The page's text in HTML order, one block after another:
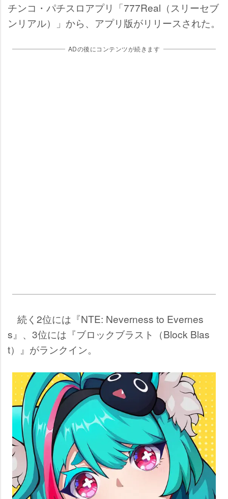
チンコ・パチスロアプリ「777Real（スリーセブ
ンリアル）」から、アプリ版がリリースされた。
ADの後にコンテンツが続きます
続く2位には『NTE: Neverness to Evernes
s』、3位には『ブロックブラスト（Block Blas
t）』がランクイン。